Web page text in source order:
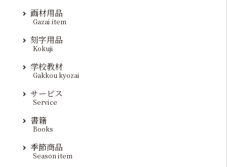
画材用品
Gazai item
刻字用品
Kokuji
学校教材
Gakkou kyozai
サービス
Service
書籍
Books
季節商品
Season item